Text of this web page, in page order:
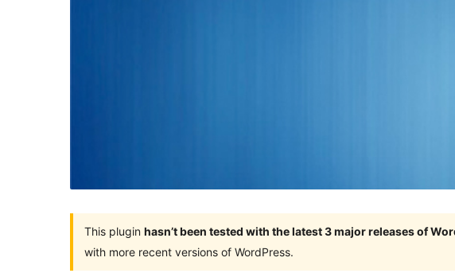
This plugin hasn’t been tested with the latest 3 major releases of
with more recent versions of WordPress.